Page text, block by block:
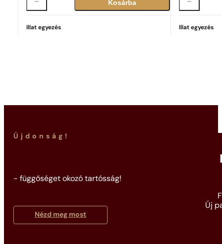
Kosárba
Illat egyezés Illat egyezés
Újdonság!
- függőséget okozó tartósság!
Új
Nézd meg most